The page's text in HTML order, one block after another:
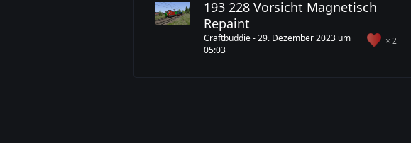
193 228 Vorsicht Magnetisch
Repaint
2
Craftbuddie -29. Dezember 2023 um
05:03